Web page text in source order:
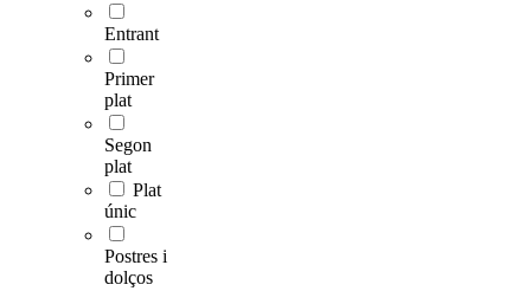
Entrant
Primer
plat
Segon
plat
Plat
únic
Postres i
dolços